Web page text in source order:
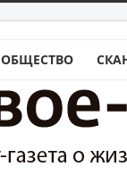
ОБЩЕСТВО